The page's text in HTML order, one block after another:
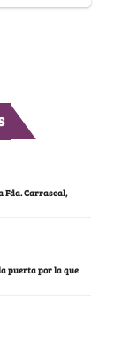
Fda. Carrascal,
puerta por la que